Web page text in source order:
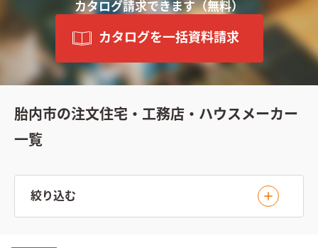
カタログ請求できます（無料）
カタログを一括資料請求
胎内市の注文住宅・工務店・ハウスメーカー
一覧
絞り込む